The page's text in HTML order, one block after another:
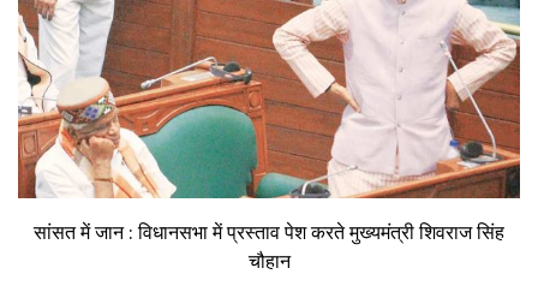
सांसत में जान : विधानसभा में प्रस्ताव पेश करते मुख्यमंत्री शिवराज सिंह
चौहान